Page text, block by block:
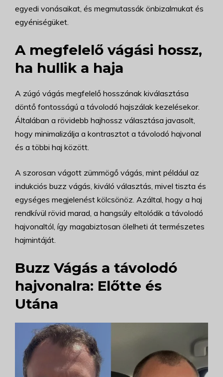
egyedi vonásaikat, és megmutassák önbizalmukat és
egyéniségüket.
A megfelelő vágási hossz,
ha hullik a haja
A zúgó vágás megfelelő hosszának kiválasztása
döntő fontosságú a távolodó hajszálak kezelésekor.
Általában a rövidebb hajhossz választása javasolt,
hogy minimalizálja a kontrasztot a távolodó hajvonal
és a többi haj között.
A szorosan vágott zümmögő vágás, mint például az
indukciós buzz vágás, kiváló választás, mivel tiszta és
egységes megjelenést kölcsönöz. Azáltal, hogy a haj
rendkívül rövid marad, a hangsúly eltolódik a távolodó
hajvonaltól, így magabiztosan ölelheti át természetes
hajmintáját.
Buzz Vágás a távolodó
hajvonalra: Előtte és
Utána